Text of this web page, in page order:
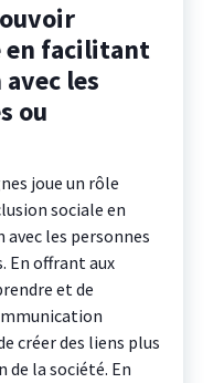
en facilitant
les
ou
joue un rôle
sociale en
les personnes
En offrant aux
et de
créer des liens plus
de la société. En